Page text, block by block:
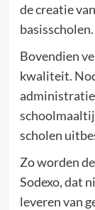
de creatie
basisscholen.
Bovendien
kwaliteit.
scholen
Zo worden
Sodexo, dat
leveren van